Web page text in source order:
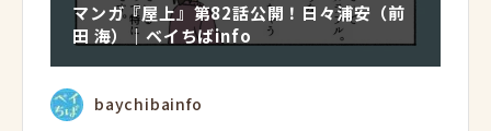
マンガ『屋上』第82話公開！日々浦安（前
田 海）｜ベイちばinfo
baychibainfo